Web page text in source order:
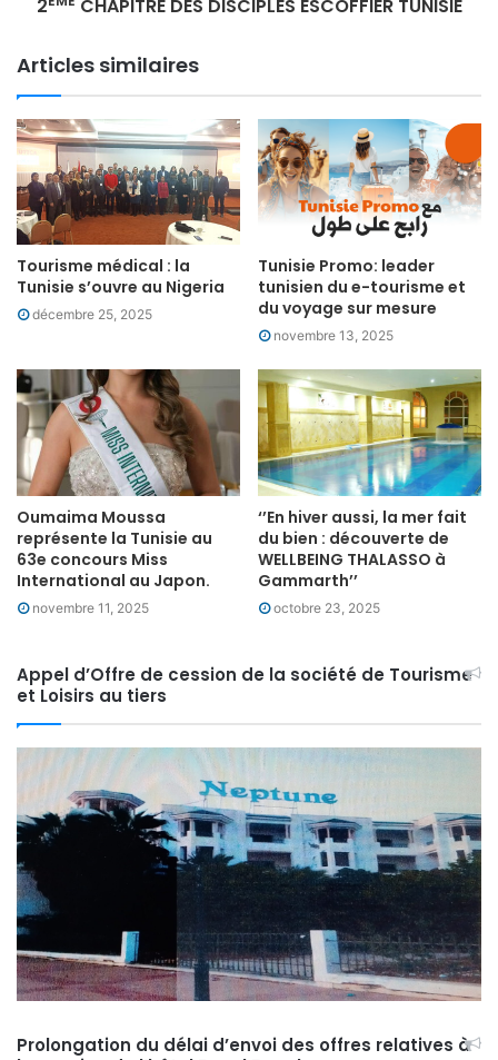
2 CHAPITRE DES DISCIPLES ESCOFFIER TUNISIE
Articles similaires
Tourisme médical : la
Tunisie s’ouvre au Nigeria
décembre 25, 2025
Tunisie Promo: leader
tunisien du e-tourisme et
du voyage sur mesure
novembre 13, 2025
Oumaima Moussa
représente la Tunisie au
63e concours Miss
International au Japon.
novembre 11, 2025
‘’En hiver aussi, la mer fait
du bien : découverte de
WELLBEING THALASSO à
Gammarth’’
octobre 23, 2025
Appel d’Offre de cession de la société de Tourisme
et Loisirs au tiers
Prolongation du délai d’envoi des offres relatives à